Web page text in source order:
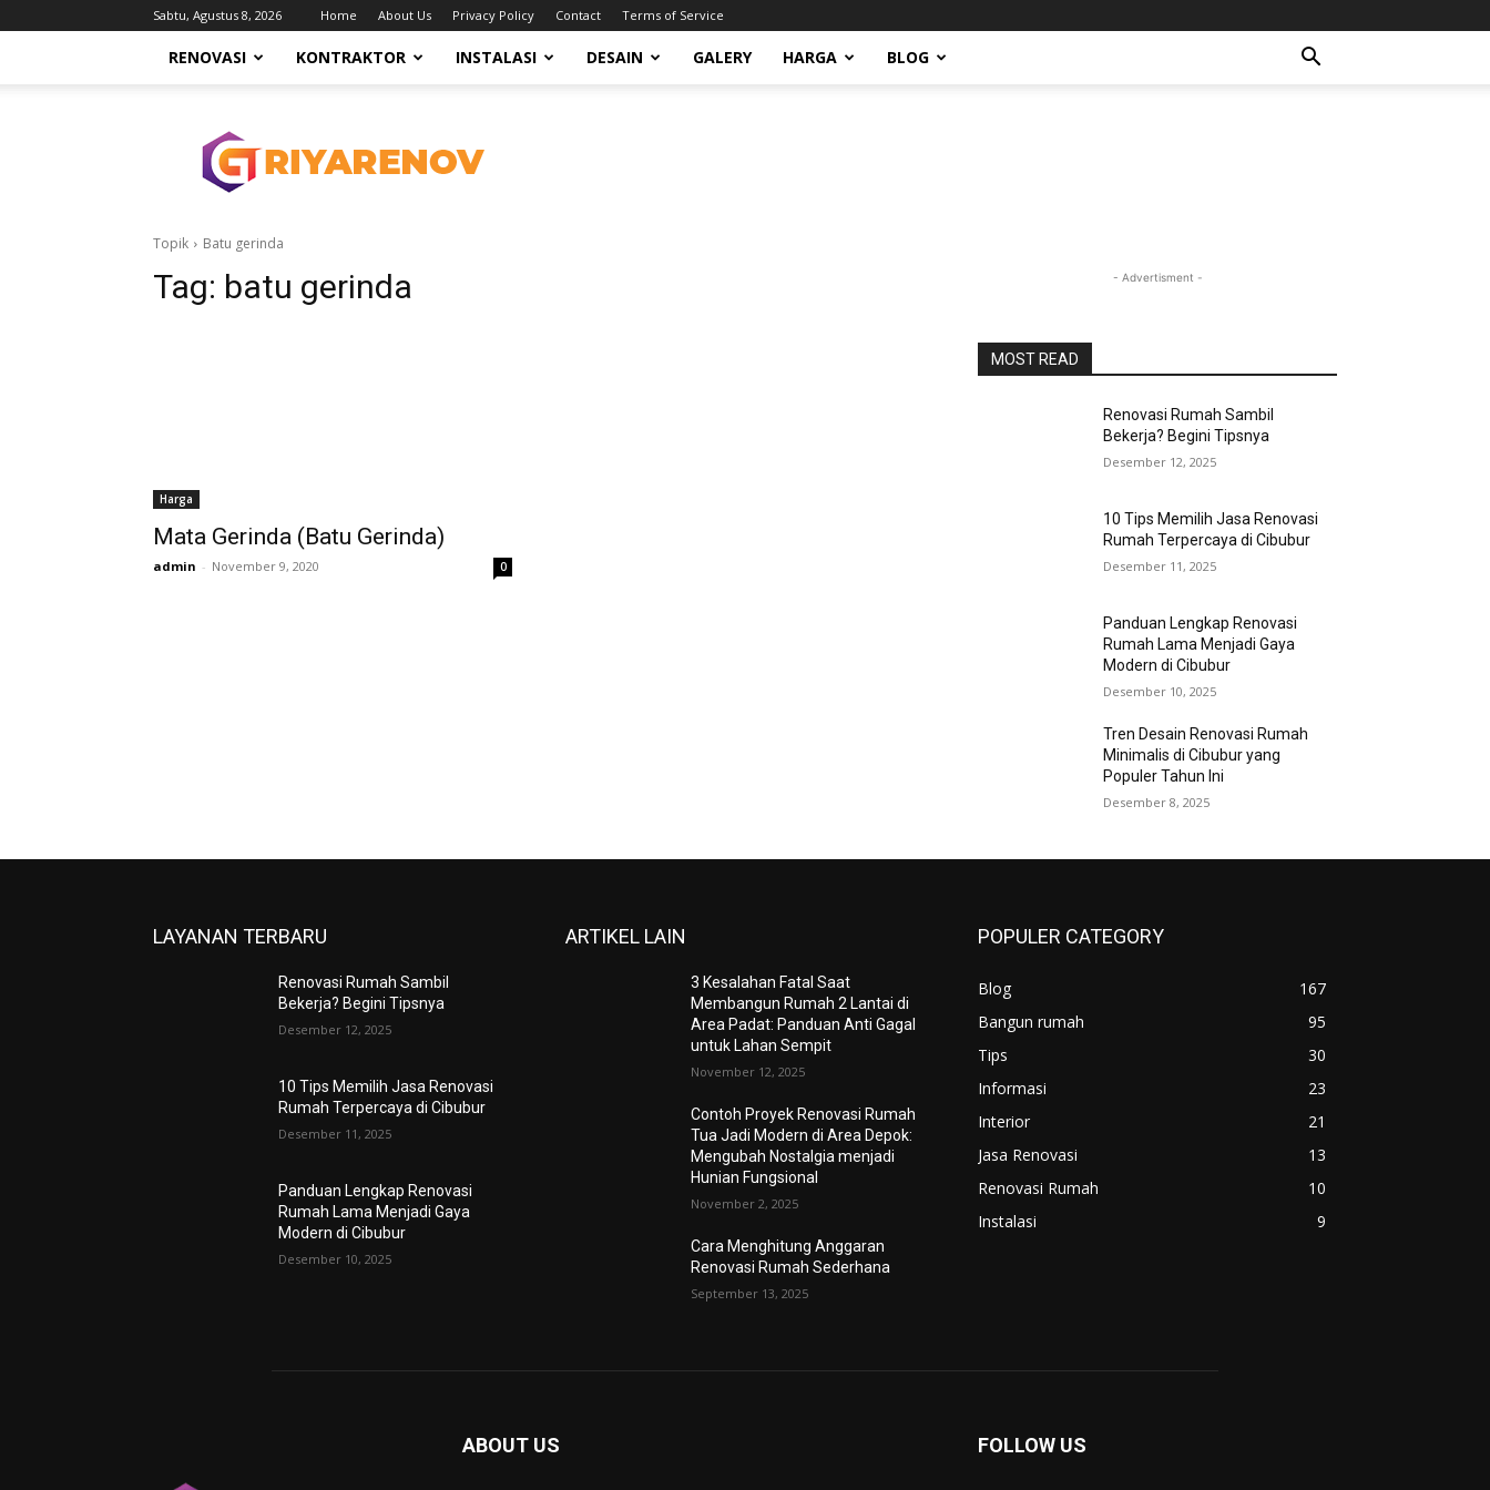
Sabtu, Agustus 8, 2026 Home About Us Privacy Policy Contact Terms of Service
RENOVASI KONTRAKTOR INSTALASI DESAIN GALERY HARGA BLOG
Topik Batu gerinda
Tag: batu gerinda
Harga
Mata Gerinda (Batu Gerinda)
admin - November 9, 2020 0
- Advertisment -
MOST READ
Renovasi Rumah Sambil
Bekerja? Begini Tipsnya
Desember 12, 2025
10 Tips Memilih Jasa Renovasi
Rumah Terpercaya di Cibubur
Desember 11, 2025
Panduan Lengkap Renovasi
Rumah Lama Menjadi Gaya
Modern di Cibubur
Desember 10, 2025
Tren Desain Renovasi Rumah
Minimalis di Cibubur yang
Populer Tahun Ini
Desember 8, 2025
LAYANAN TERBARU
Renovasi Rumah Sambil
Bekerja? Begini Tipsnya
Desember 12, 2025
10 Tips Memilih Jasa Renovasi
Rumah Terpercaya di Cibubur
Desember 11, 2025
Panduan Lengkap Renovasi
Rumah Lama Menjadi Gaya
Modern di Cibubur
Desember 10, 2025
ARTIKEL LAIN
3 Kesalahan Fatal Saat
Membangun Rumah 2 Lantai di
Area Padat: Panduan Anti Gagal
untuk Lahan Sempit
November 12, 2025
Contoh Proyek Renovasi Rumah
Tua Jadi Modern di Area Depok:
Mengubah Nostalgia menjadi
Hunian Fungsional
November 2, 2025
Cara Menghitung Anggaran
Renovasi Rumah Sederhana
September 13, 2025
POPULER CATEGORY
Blog
167
Bangun rumah
95
Tips
30
Informasi
23
Interior
21
Jasa Renovasi
13
Renovasi Rumah
10
Instalasi
9
ABOUT US FOLLOW US